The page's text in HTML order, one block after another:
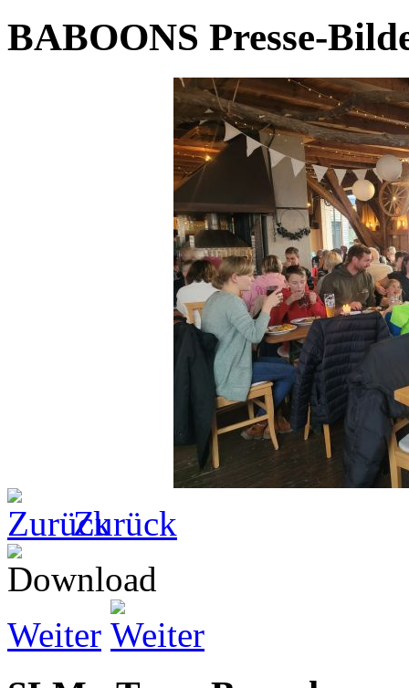
BABOONS Presse-
Zurück
Weiter